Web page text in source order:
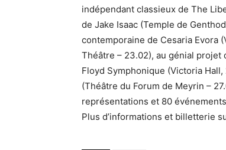
indépendant classieux de The
de Jake Isaac (Temple de
contemporaine de Cesaria Evora
Théâtre – 23.02), au génial projet
Floyd Symphonique (Victoria
(Théâtre du Forum de Meyrin –
représentations et 80
Plus d’informations et billetterie